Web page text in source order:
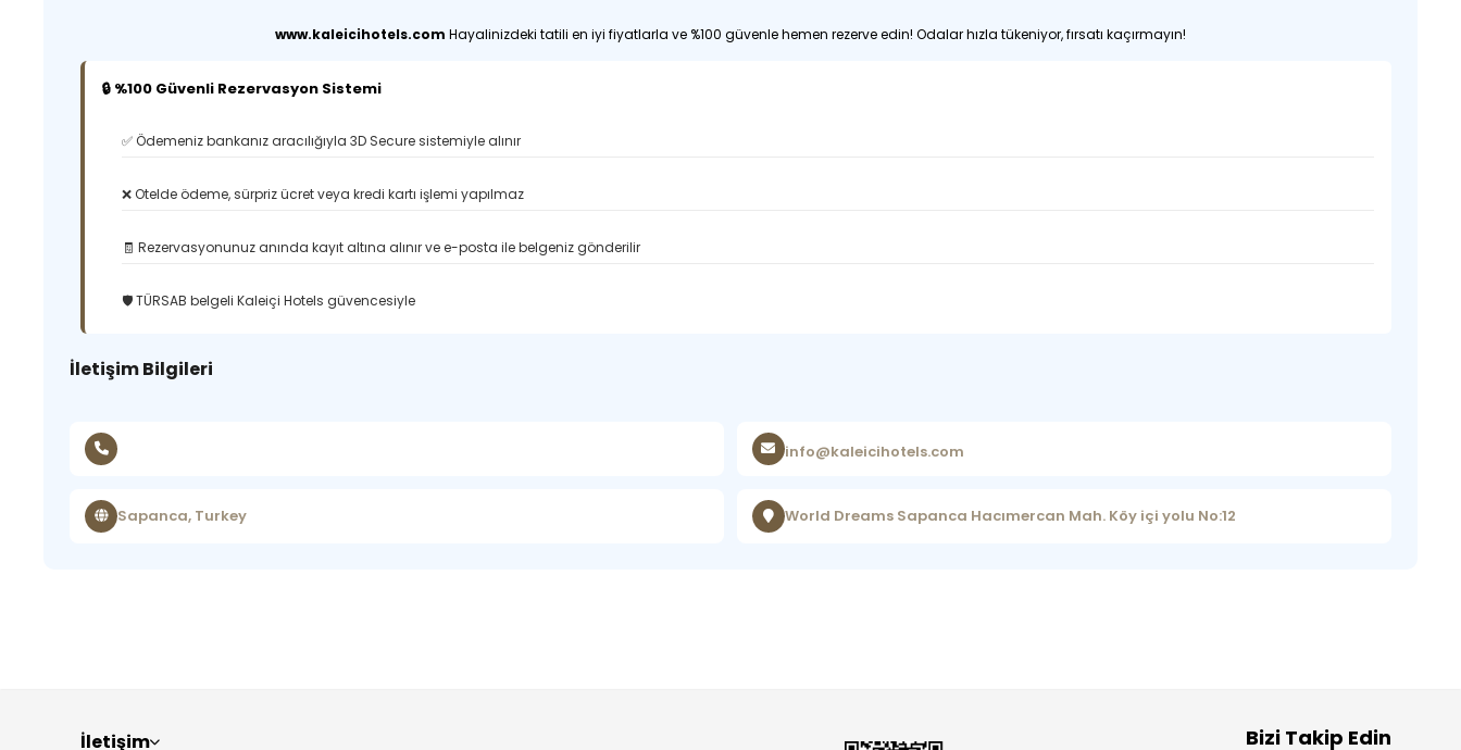
www.kaleicihotels.com Hayalinizdeki tatili en iyi fiyatlarla ve %100 güvenle hemen rezerve edin! Odalar hızla tükeniyor, fırsatı kaçırmayın!
🔒 %100 Güvenli Rezervasyon Sistemi
✅ Ödemeniz bankanız aracılığıyla 3D Secure sistemiyle alınır
❌ Otelde ödeme, sürpriz ücret veya kredi kartı işlemi yapılmaz
🧾 Rezervasyonunuz anında kayıt altına alınır ve e-posta ile belgeniz gönderilir
🛡️ TÜRSAB belgeli Kaleiçi Hotels güvencesiyle
İletişim Bilgileri
info@kaleicihotels.com
Sapanca, Turkey World Dreams Sapanca Hacımercan Mah. Köy içi yolu No:12
İletişim Bizi Takip Edin